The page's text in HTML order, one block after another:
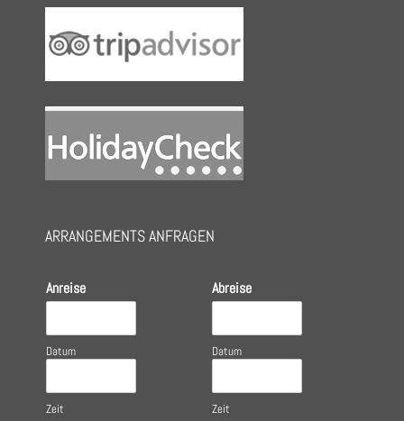
in
new
window
in
new
window
opens
in
new
window
ARRANGEMENTS ANFRAGEN
Anreise
Datum
Zeit
Abreise
Datum
Zeit